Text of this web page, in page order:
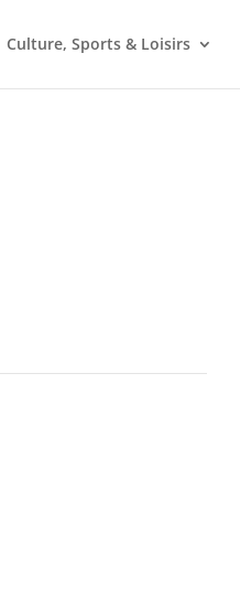
Culture, Sports & Loisirs